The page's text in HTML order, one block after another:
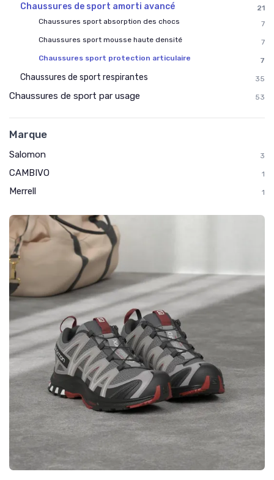
Chaussures de sport amorti avancé
21
Chaussures sport absorption des chocs
7
Chaussures sport mousse haute densité
7
Chaussures sport protection articulaire
7
Chaussures de sport respirantes 35
Chaussures de sport par usage 53
Marque
Salomon 3
CAMBIVO 1
Merrell 1